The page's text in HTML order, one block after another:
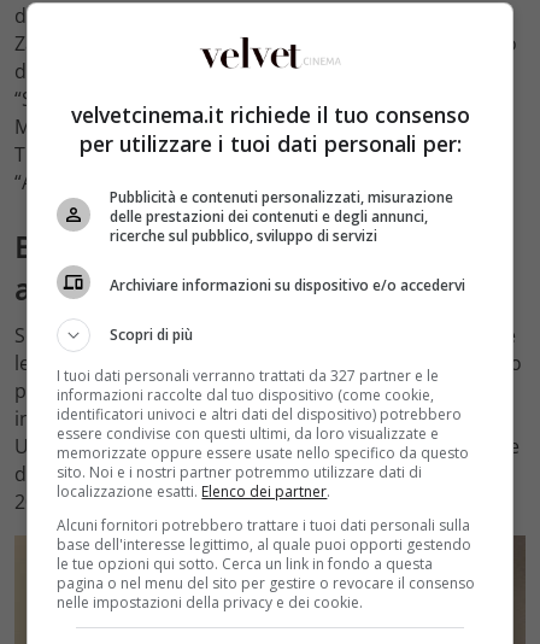
dai seguenti attori:
Zachary “Zack” Morris,Tiffani Amber Thiessen
nel ruolo
di Kelly Kapowski,
Dustin Diamondnel ruolo di Samuel
“Screech” Powers,
Myrte “Jessie” Spano,Lark Voorhies nel ruolo di Lisa
Turtle e infineMario Lópeznel ruolo di Albert Clifford
“A.C.” Slater Sanchez.
Bayside School: ecco cosa fanno
adesso i protagonisti della sitcom
Sono passati ormai 30 anni dall’ultimo episodio di tutte
le 4 stagioni della sitcom e dunque gli attori, allora poco
più che 20enni, sono chiaramente cresciuti e hanno
intrapreso carriere diverse.
Una news dedicata anche a Dustin Diamond, interprete
di Samuel Powers, scomparso prematuramente nel
2021 a soli 44 anni a causa di un carcinoma ai polmoni.
velvetcinema.it richiede il tuo consenso
per utilizzare i tuoi dati personali per:
Pubblicità e contenuti personalizzati, misurazione
delle prestazioni dei contenuti e degli annunci,
ricerche sul pubblico, sviluppo di servizi
Archiviare informazioni su dispositivo e/o accedervi
Scopri di più
I tuoi dati personali verranno trattati da 327 partner e le
informazioni raccolte dal tuo dispositivo (come cookie,
identificatori univoci e altri dati del dispositivo) potrebbero
essere condivise con questi ultimi, da loro visualizzate e
memorizzate oppure essere usate nello specifico da questo
sito. Noi e i nostri partner potremmo utilizzare dati di
localizzazione esatti. Elenco dei partner.
Alcuni fornitori potrebbero trattare i tuoi dati personali sulla
base dell'interesse legittimo, al quale puoi opporti gestendo
le tue opzioni qui sotto. Cerca un link in fondo a questa
pagina o nel menu del sito per gestire o revocare il consenso
nelle impostazioni della privacy e dei cookie.